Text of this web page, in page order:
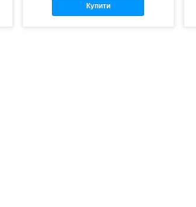
Купити